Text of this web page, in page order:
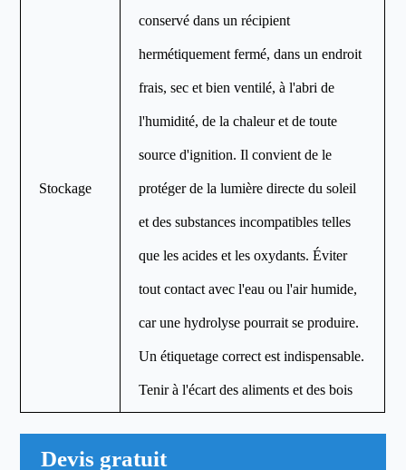
Stockage
conservé dans un récipient
hermétiquement fermé, dans un endroit
frais, sec et bien ventilé, à l'abri de
l'humidité, de la chaleur et de toute
source d'ignition. Il convient de le
protéger de la lumière directe du soleil
et des substances incompatibles telles
que les acides et les oxydants. Éviter
tout contact avec l'eau ou l'air humide,
car une hydrolyse pourrait se produire.
Un étiquetage correct est indispensable.
Tenir à l'écart des aliments et des bois
Devis gratuit